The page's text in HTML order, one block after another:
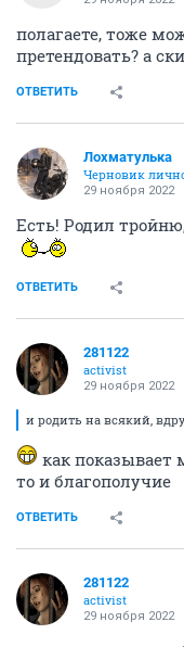
полагаете, тоже
претендовать? а
ОТВЕТИТЬ
Лохматулька
Черновик
29 ноября 2022
Есть! Родил
ОТВЕТИТЬ
281122
activist
29 ноября 2022
и родить на всякий,
как показывает
то и благополучие
ОТВЕТИТЬ
281122
activist
29 ноября 2022